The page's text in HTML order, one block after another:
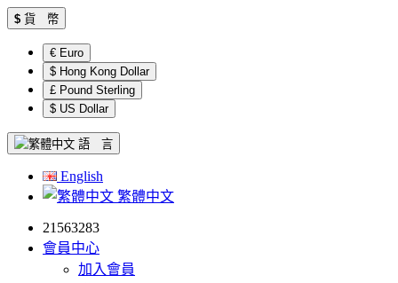
$ 貨 幣
€ Euro
$ Hong Kong Dollar
£ Pound Sterling
$ US Dollar
語 言
English
繁體中文
21563283
會員中心
加入會員